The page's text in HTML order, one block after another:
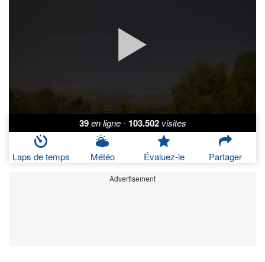
39 en ligne - 103.502 visites
Laps de temps Météo Évaluez-le Partager
Advertisement